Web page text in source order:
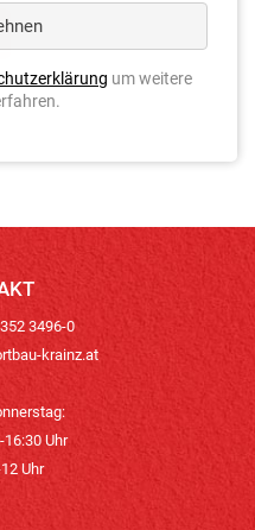
3496-0
krainz.at
16:30 Uhr
Uhr
um weitere